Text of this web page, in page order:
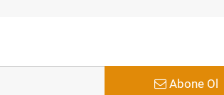
Abone Ol